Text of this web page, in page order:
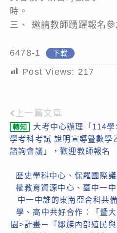
時。
三、 邀請教師踴躍報名參
6478-1 下載
Post Views: 217
Read
more
articles
上一篇文章
轉知
大考中心辦理「114
學考科考試 說明宣導暨數學
諮詢會議」，歡迎教師報名
歷史學科中心、保羅國際
權教育資源中心、臺中一
中一中誰的東南亞合科共
學、高中共好合作：「暨
園>計畫－『鄒族內部殖民